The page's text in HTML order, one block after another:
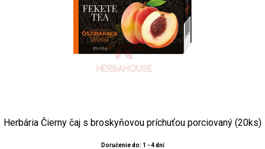
Herbária Čierny čaj s broskyňovou príchuťou porciovaný (20ks)
Doručenie do: 1 - 4 dní